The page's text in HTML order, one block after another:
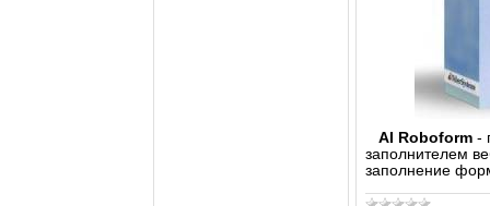
AI Roboform -
заполнителем
заполнениe